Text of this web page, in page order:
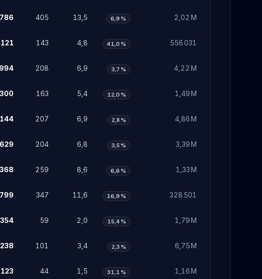
405 13,5 6,9 % 2,02 M
143 4,8 41,0 % 556 031
208 6,9 3,7 % 4,22 M
163 5,4 12,0 % 1,49 M
207 6,9 2,8 % 4,86 M
204 6,8 3,5 % 3,39 M
259 8,6 6,6 % 1,33 M
347 11,6 16,9 % 328 501
59 2,0 15,4 % 1,79 M
101 3,4 2,3 % 6,75 M
44 1,5 31,1 % 1,16 M